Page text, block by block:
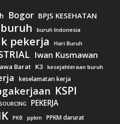
Bogor BPJS KESEHATAN
buruh buruh Indonesia
pekerja Hari Buruh
Iwan Kusmawan
Barat K3 kesejahteraan buruh
keselamatan kerja
KSPI
PEKERJA
PKB ppkm PPKM darurat